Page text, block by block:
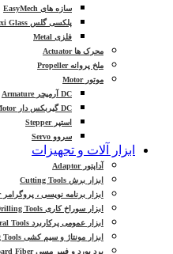
سازه های EasyMech
پلکسی گلس Plexi Glass
فلزی Metal
محرک ها Actuator
ملخ پروانه Propeller
موتور Motor
DC آرمیچر Armature
DC گیربکس دار DC Gear Motor
استپر Stepper
سروو Servo
ابزار آلات و تجهیزات
آداپتور Adaptor
ابزار برش Cutting Tools
ابزار برنامه نویسی ، پروگرامر Programmer
ابزار سوراخ کاری Drilling Tools
ابزار عمومی پرکاربرد General Tools
ابزار مونتاژ و سیم کشی Montage Wiring Tools
برد بورد و فیبر مسی Breadboard Fiber